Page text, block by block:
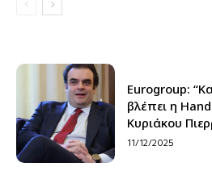
Eurogroup:
βλέπει η
Κυριάκου
11/12/2025